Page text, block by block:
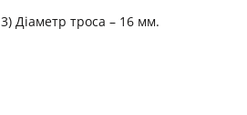
3) Діаметр троса – 16 мм.